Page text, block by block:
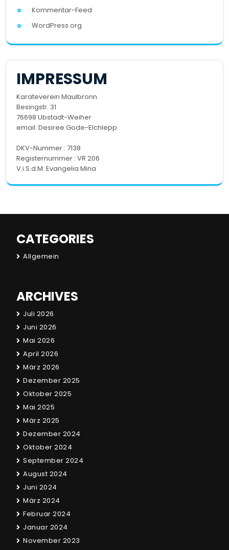
Kommentar-Feed
WordPress.org
IMPRESSUM
Karateverein Maulbronn
Besingstr. 31
76698 Ubstadt-Weiher
email: Desiree Gode-Elchlepp
DKV-Nummer : 7138
Registernummer : VR 206
V.i.S.d.M. Evangelia Mina
CATEGORIES
Allgemein
ARCHIVES
Juli 2026
Juni 2026
Mai 2026
April 2026
März 2026
Dezember 2025
Oktober 2025
Mai 2025
März 2025
Dezember 2024
Oktober 2024
September 2024
August 2024
Juni 2024
März 2024
Februar 2024
Januar 2024
November 2023